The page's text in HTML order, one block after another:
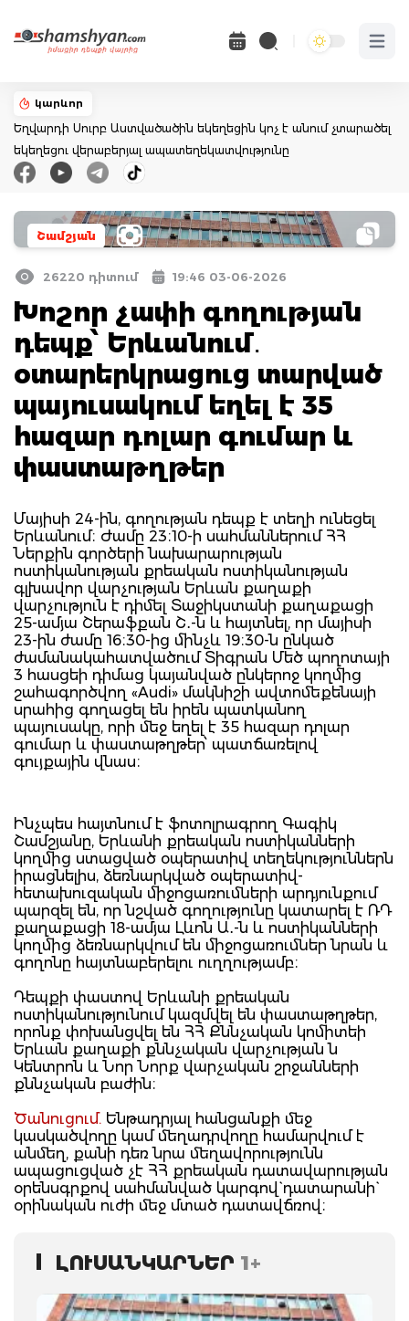
Open
կարևոր
Եղվարդի Սուրբ Աստվածածին եկեղեցին կոչ է անում չտարածել
եկեղեցու վերաբերյալ ապատեղեկատվությունը
Շամշյան
26220 դիտում 19:46 03-06-2026
Խոշոր չափի գողության
դեպք՝ Երևանում․
օտարերկրացուց տարված
պայուսակում եղել է 35
հազար դոլար գումար և
փաստաթղթեր
Մայիսի 24-ին, գողության դեպք է տեղի ունեցել
Երևանում։ Ժամը 23։10-ի սահմաններում ՀՀ
Ներքին գործերի նախարարության
ոստիկանության քրեական ոստիկանության
գլխավոր վարչության Երևան քաղաքի
վարչություն է դիմել Տաջիկստանի քաղաքացի
25-ամյա Շերաֆքան Շ․-ն և հայտնել, որ մայիսի
23-ին ժամը 16։30-ից մինչև 19։30-ն ընկած
ժամանակահատվածում Տիգրան Մեծ պողոտայի
3 հասցեի դիմաց կայանված ընկերոջ կողմից
շահագործվող «Audi» մակնիշի ավտոմեքենայի
սրահից գողացել են իրեն պատկանող
պայուսակը, որի մեջ եղել է 35 հազար դոլար
գումար և փաստաթղթեր՝ պատճառելով
գույքային վնաս։
Ինչպես հայտնում է ֆոտոլրագրող Գագիկ
Շամշյանը, Երևանի քրեական ոստիկանների
կողմից ստացված օպերատիվ տեղեկություններն
իրացնելիս, ձեռնարկված օպերատիվ-
հետախուզական միջոցառումների արդյունքում
պարզել են, որ նշված գողությունը կատարել է ՌԴ
քաղաքացի 18-ամյա Լևոն Ա․-ն և ոստիկանների
կողմից ձեռնարկվում են միջոցառումներ նրան և
գողոնը հայտնաբերելու ուղղությամբ։
Դեպքի փաստով Երևանի քրեական
ոստիկանությունում կազմվել են փաստաթղթեր,
որոնք փոխանցվել են ՀՀ Քննչական կոմիտեի
Երևան քաղաքի քննչական վարչության ն
Կենտրոն և Նոր Նորք վարչական շրջանների
քննչական բաժին։
Ծանուցում. Ենթադրյալ հանցանքի մեջ
կասկածվողը կամ մեղադրվողը համարվում է
անմեղ, քանի դեռ նրա մեղավորությունն
ապացուցված չէ ՀՀ քրեական դատավարության
օրենսգրքով սահմանված կարգով` դատարանի`
օրինական ուժի մեջ մտած դատավճռով։
ԼՈՒՍԱՆԿԱՐՆԵՐ 1+